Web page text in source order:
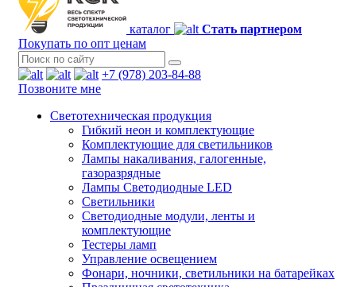
каталог
Стать партнером
Покупать по опт ценам
+7 (978) 203-84-88
Позвоните мне
Светотехническая продукция
Гибкий неон и комплектующие
Комплектующие для светильников
Лампы накаливания, галогенные,
газоразрядные
Лампы Светодиодные LED
Светильники
Светодиодные модули, ленты и
комплектующие
Тестеры ламп
Управление освещением
Фонари, ночники, светильники на батарейках